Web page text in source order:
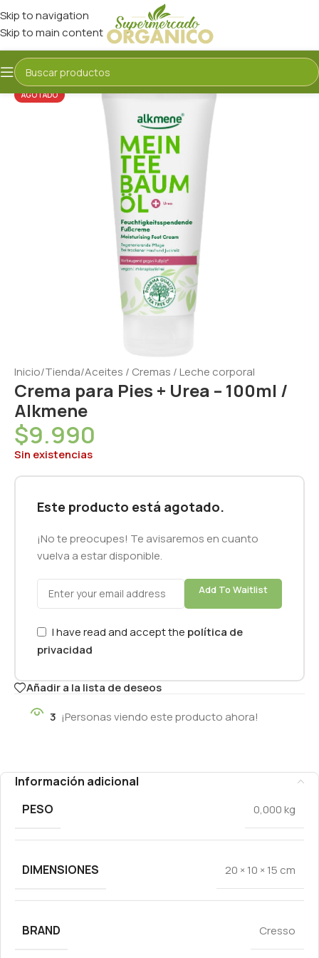
Skip to navigation
Skip to main content
AGOTADO
Inicio/Tienda/Aceites / Cremas / Leche corporal
Crema para Pies + Urea – 100ml /
Alkmene
$9.990
Sin existencias
Este producto está agotado.
¡No te preocupes! Te avisaremos en cuanto
vuelva a estar disponible.
Add To Waitlist
I have read and accept the política de
privacidad
Añadir a la lista de deseos
3 ¡Personas viendo este producto ahora!
Información adicional
PESO
0,000 kg
DIMENSIONES 20 × 10 × 15 cm
BRAND Cresso